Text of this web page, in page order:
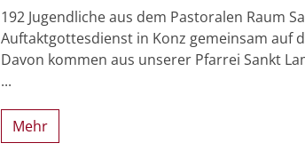
192 Jugendliche aus dem Pastoralen Raum
Auftaktgottesdienst in Konz gemeinsam auf
Davon kommen aus unserer Pfarrei Sankt
...
Mehr